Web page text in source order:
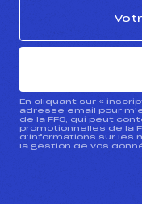
En cliquant sur «
adresse email pour
de la FFS, qui peut
promotionnelles de la
d’informations sur les
la gestion de vos